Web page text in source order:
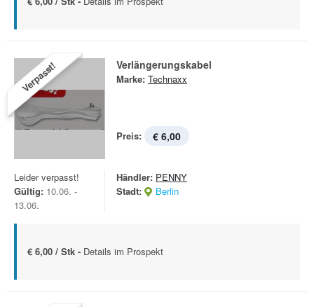
Verpasst! Verlängerungskabel
Marke: Technaxx
Preis: € 6,00
Leider verpasst!
Gültig: 10.06. -
13.06.
Händler: PENNY
Stadt:
Berlin
€ 6,00 / Stk - Details im Prospekt